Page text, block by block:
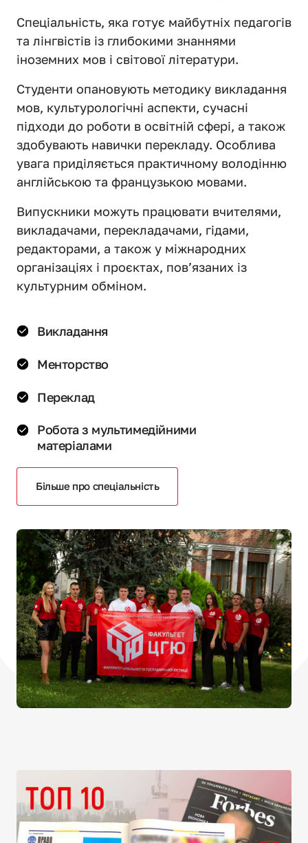
Спеціальність, яка готує майбутніх педагогів
та лінгвістів із глибокими знаннями
іноземних мов і світової літератури.
Студенти опановують методику викладання
мов, культурологічні аспекти, сучасні
підходи до роботи в освітній сфері, а також
здобувають навички перекладу. Особлива
увага приділяється практичному володінню
англійською та французькою мовами.
Випускники можуть працювати вчителями,
викладачами, перекладачами, гідами,
редакторами, а також у міжнародних
організаціях і проєктах, пов’язаних із
культурним обміном.
Викладання
Менторство
Переклад
Робота з мультимедійними
матеріалами
Більше про спеціальність